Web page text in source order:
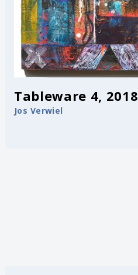
Tableware 4, 2018
Jos Verwiel